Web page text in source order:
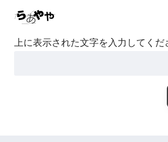
上に表示された文字を入力してくだ